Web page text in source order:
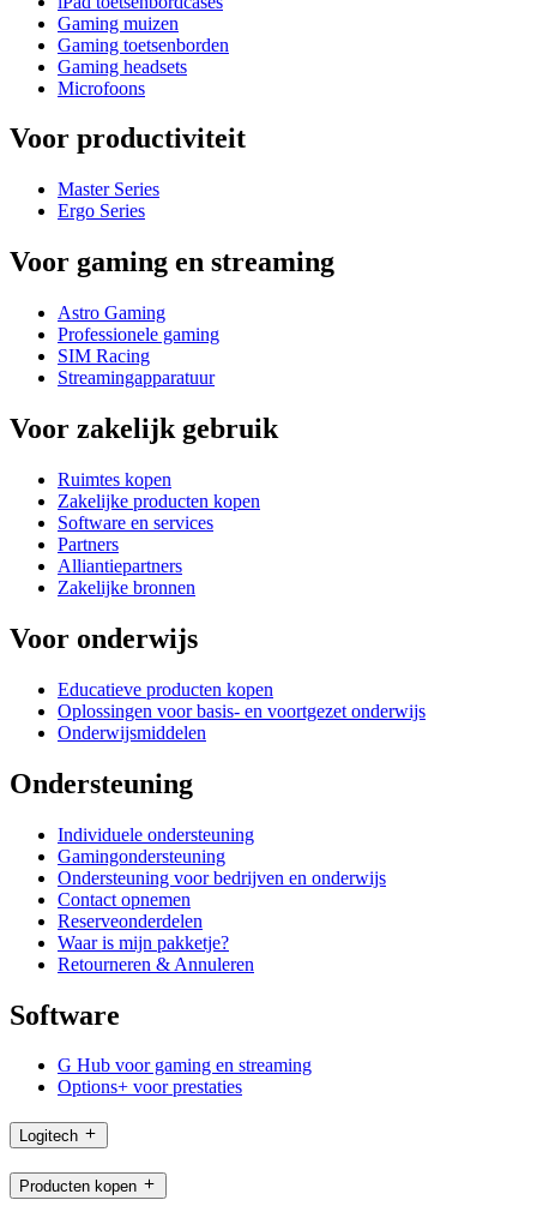
Gaming muizen
Gaming toetsenborden
Gaming headsets
Microfoons
Voor productiviteit
Master Series
Ergo Series
Voor gaming en streaming
Astro Gaming
Professionele gaming
SIM Racing
Streamingapparatuur
Voor zakelijk gebruik
Ruimtes kopen
Zakelijke producten kopen
Software en services
Partners
Alliantiepartners
Zakelijke bronnen
Voor onderwijs
Educatieve producten kopen
Oplossingen voor basis- en voortgezet onderwijs
Onderwijsmiddelen
Ondersteuning
Individuele ondersteuning
Gamingondersteuning
Ondersteuning voor bedrijven en onderwijs
Contact opnemen
Reserveonderdelen
Waar is mijn pakketje?
Retourneren & Annuleren
Software
G Hub voor gaming en streaming
Options+ voor prestaties
Logitech
Producten kopen